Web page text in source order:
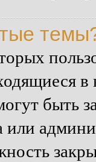
быть
или